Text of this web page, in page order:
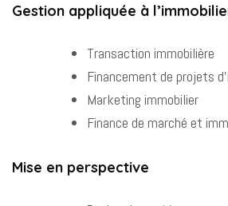
Gestion appliquée à
Transaction immobilière
Financement de projets
Marketing immobilier
Finance de marché et
Mise en perspective